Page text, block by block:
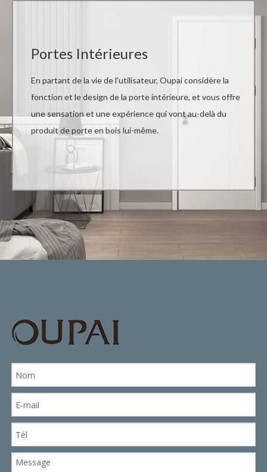
Portes Intérieures
En partant de la vie de l'utilisateur, Oupai considère la
fonction et le design de la porte intérieure, et vous offre
une sensation et une expérience qui vont au-delà du
produit de porte en bois lui-même.